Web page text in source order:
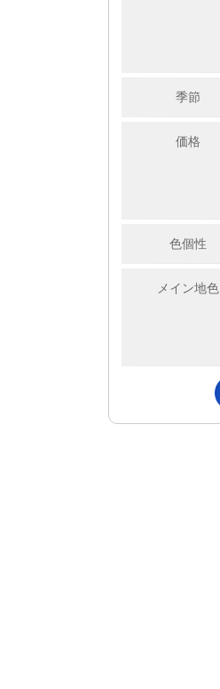
季節
価格
色個性
メイン地色